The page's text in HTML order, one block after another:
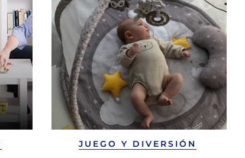
JUEGO Y DIVERSIÓN